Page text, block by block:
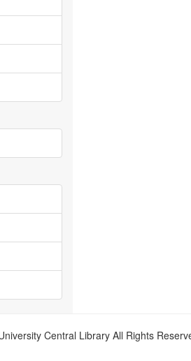
Central Library All Rights